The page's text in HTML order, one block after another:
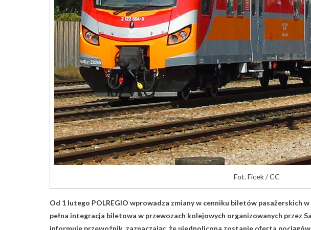
Fot. Ficek / CC
Od 1 lutego POLREGIO wprowadza zmiany w cenniku biletów pasażerskich
pełna integracja biletowa w przewozach kolejowych organizowanych przez